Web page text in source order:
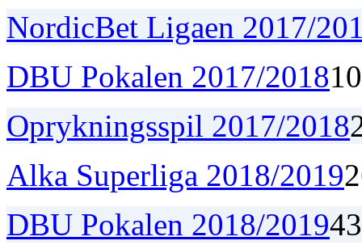
NordicBet Ligaen 2017/
DBU Pokalen 2017/201810
Oprykningsspil 2017/2018
Alka Superliga 2018/2019
DBU Pokalen 2018/201943